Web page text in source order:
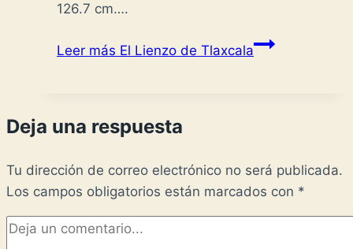
126.7 cm….
Leer más El Lienzo de Tlaxcala
Deja una respuesta
Tu dirección de correo electrónico no será publicada.
Los campos obligatorios están marcados con *